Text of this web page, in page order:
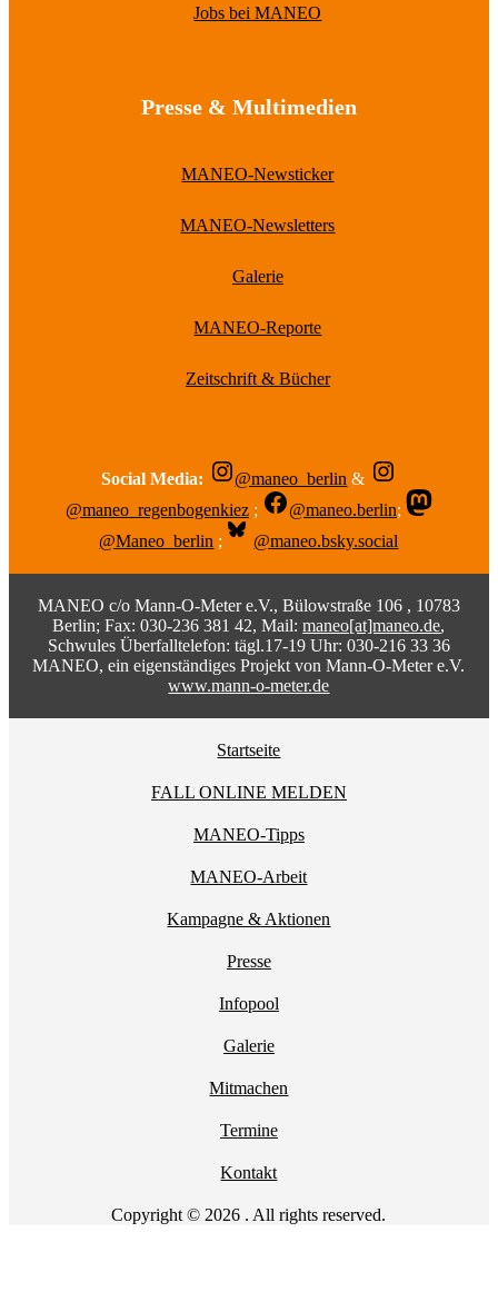
Jobs bei MANEO
Presse & Multimedien
MANEO-Newsticker
MANEO-Newsletters
Galerie
MANEO-Reporte
Zeitschrift & Bücher
Social Media: @maneo_berlin &
@maneo_regenbogenkiez ; @maneo.berlin;
@Maneo_berlin ; @maneo.bsky.social
MANEO c/o Mann-O-Meter e.V., Bülowstraße 106 , 10783
Berlin; Fax: 030-236 381 42, Mail:maneo[at]maneo.de,
Schwules Überfalltelefon: tägl.17-19 Uhr: 030-216 33 36
MANEO, ein eigenständiges Projekt von Mann-O-Meter e.V.
www.mann-o-meter.de
Startseite
FALL ONLINE MELDEN
MANEO-Tipps
MANEO-Arbeit
Kampagne & Aktionen
Presse
Infopool
Galerie
Mitmachen
Termine
Kontakt
Copyright © 2026 . All rights reserved.